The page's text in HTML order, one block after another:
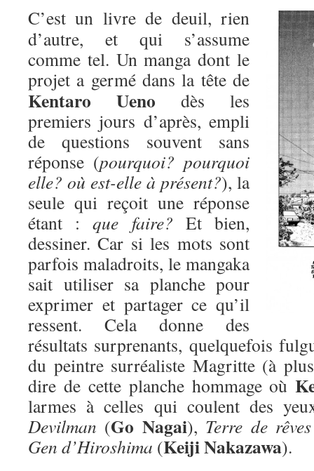
C’est un livre de deuil, rien
d’autre, et qui s’assume
comme tel. Un manga dont le
projet a germé dans la tête de
Kentaro Ueno dès les
premiers jours d’après, empli
de questions souvent sans
réponse (pourquoi? pourquoi
elle? où est-elle à présent?), la
seule qui reçoit une réponse
étant :que faire? Et bien,
dessiner. Car si les mots sont
parfois maladroits, le mangaka
sait utiliser sa planche pour
exprimer et partager ce qu’il
ressent. Cela donne des
résultats surprenants, quelquefois
du peintre surréaliste Magritte (à
dire de cette planche hommage où
larmes à celles qui coulent des
Devilman (Go Nagai), Terre de rêves
Gen d’Hiroshima (Keiji Nakazawa).